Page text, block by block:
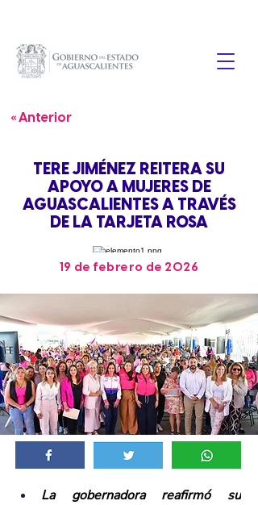
« Anterior
TERE JIMÉNEZ REITERA SU
APOYO A MUJERES DE
AGUASCALIENTES A TRAVÉS
DE LA TARJETA ROSA
19 de febrero de 2026
La gobernadora reafirmó su